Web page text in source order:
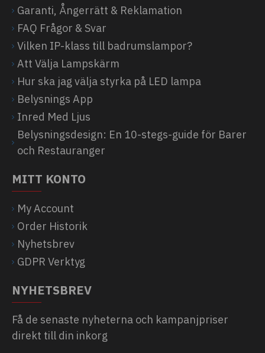
Garanti, Ångerrätt & Reklamation
FAQ Frågor & Svar
Vilken IP-klass till badrumslampor?
Att Välja Lampskärm
Hur ska jag välja styrka på LED lampa
Belysnings App
Inred Med Ljus
Belysningsdesign: En 10-stegs-guide för Barer
och Restauranger
MITT KONTO
My Account
Order Historik
Nyhetsbrev
GDPR Verktyg
NYHETSBREV
Få de senaste nyheterna och kampanjpriser
direkt till din inkorg